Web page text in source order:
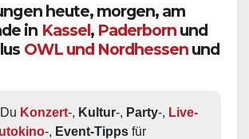
heute, morgen, am
in Kassel, Paderborn und
OWL und Nordhessen und
Konzert-, Kultur-, Party-, Live-
-, Event-Tipps